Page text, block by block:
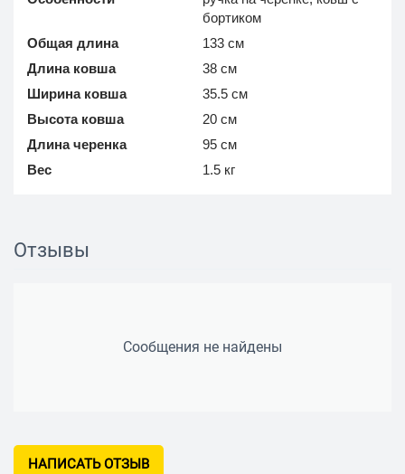
бортиком
Общая длина
133 см
Длина ковша
38 см
Ширина ковша
35.5 см
Высота ковша
20 см
Длина черенка
95 см
Вес
1.5 кг
Отзывы
Сообщения не найдены
НАПИСАТЬ ОТЗЫВ